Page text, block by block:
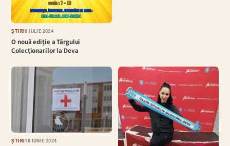
ȘTIRI8 IULIE 2024
O nouă ediție a Târgului
Colecționarilor la Deva
ȘTIRI18 IUNIE 2024